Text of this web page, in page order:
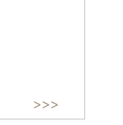
>>>